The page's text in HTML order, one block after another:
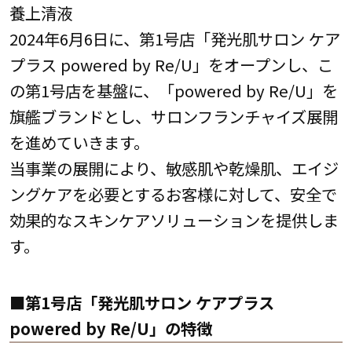
養上清液
2024年6月6日に、第1号店「発光肌サロン ケア
プラス powered by Re/U」をオープンし、こ
の第1号店を基盤に、「powered by Re/U」を
旗艦ブランドとし、サロンフランチャイズ展開
を進めていきます。
当事業の展開により、敏感肌や乾燥肌、エイジ
ングケアを必要とするお客様に対して、安全で
効果的なスキンケアソリューションを提供しま
す。
■第1号店「発光肌サロン ケアプラス
powered by Re/U」 の特徴